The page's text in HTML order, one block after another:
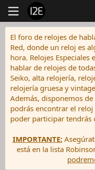
El foro de relojes de
Red, donde un reloj es
hora. Relojes
hablar de relojes de
Seiko, alta relojería,
relojería gruesa y
Además, disponemos
podrás encontrar el
poder participar tendrás
IMPORTANTE:
está en la lista